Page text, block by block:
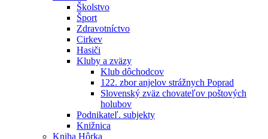
Školstvo
Šport
Zdravotníctvo
Cirkev
Hasiči
Kluby a zväzy
Klub dôchodcov
122. zbor anjelov strážnych Poprad
Slovenský zväz chovateľov poštových
holubov
Podnikateľ. subjekty
Knižnica
Kniha Hôrka